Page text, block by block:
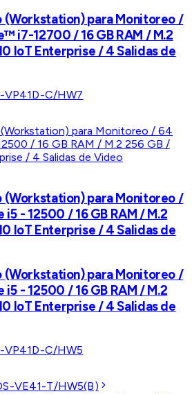
(Workstation) para Monitoreo /
i7-12700 / 16 GB RAM / M.2
IoT Enterprise / 4 Salidas de
VP41D-C/HW7
(Workstation) para Monitoreo /
- 12500 / 16 GB RAM / M.2
IoT Enterprise / 4 Salidas de
(Workstation) para Monitoreo /
- 12500 / 16 GB RAM / M.2
IoT Enterprise / 4 Salidas de
VP41D-C/HW5
VE41-T/HW5(B)